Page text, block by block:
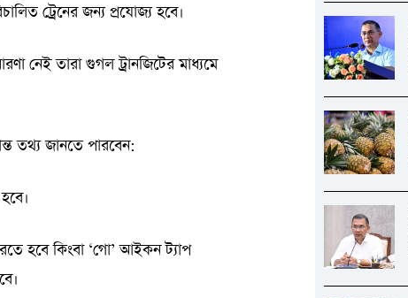
ট্রেনের জন্য প্রযোজ্য হবে।
নেই তারা গুগল ট্রানজিটের মাধ্যমে
তথ্য জানতে পারবেন:
হবে কিংবা ‘গো’ আইকন ট্যাপ